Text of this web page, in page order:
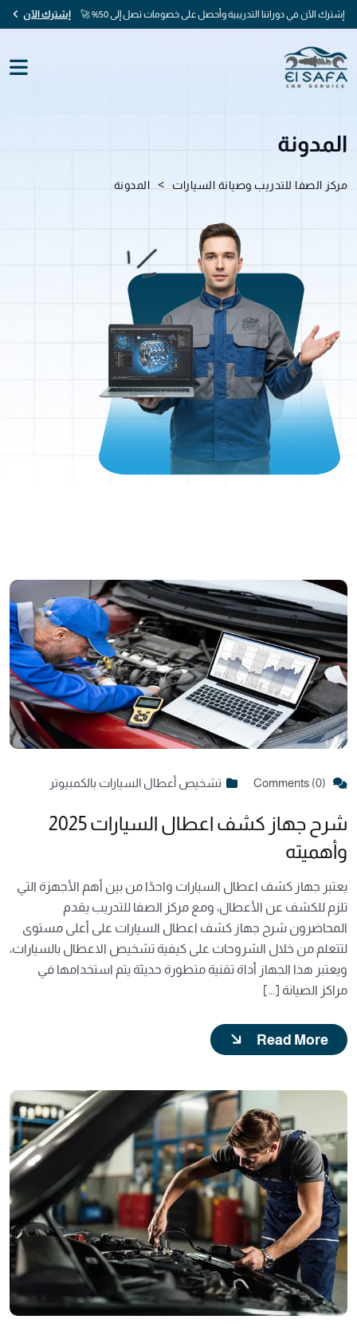
إشترك الآن في دوراتنا التدريبية وأحصل على خصومات تصل إلى 50% 🚀 إشترك الآن
المدونة
مركز الصفا للتدريب وصيانة السيارات > المدونة
تشخيص أعطال السيارات بالكمبيوتر
شرح جهاز كشف اعطال السيارات 2025
وأهميته
يعتبر جهاز كشف اعطال السيارات واحدًا من بين أهم الأجهزة التي
تلزم للكشف عن الأعطال، ومع مركز الصفا للتدريب يقدم
المحاضرون شرح جهاز كشف اعطال السيارات على أعلى مستوى
لتتعلم من خلال الشروحات على كيفية تشخيص الاعطال بالسيارات،
ويعتبر هذا الجهاز أداة تقنية متطورة حديثة يتم استخدامها في
مراكز الصيانة [...]
Read More